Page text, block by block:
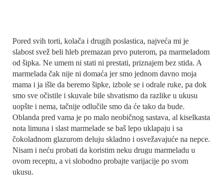
Pored svih torti, kolača i drugih poslastica, najveća mi je
slabost svež beli hleb premazan prvo puterom, pa marmeladom
od šipka. Ne umem ni stati ni prestati, priznajem bez stida. A
marmelada čak nije ni domaća jer smo jednom davno moja
mama i ja išle da beremo šipke, izbole se i odrale ruke, pa dok
smo sve očistile i skuvale bile shvatismo da razlike u ukusu
uopšte i nema, tačnije odlučile smo da će tako da bude.
Oblanda pred vama je po malo neobičnog sastava, al kiselkasta
nota limuna i slast marmelade se baš lepo uklapaju i sa
čokoladnom glazurom deluju skladno i osvežavajuće na nepce.
Nisam i neću probati da koristim neku drugu marmeladu u
ovom receptu, a vi slobodno probajte varijacije po svom
ukusu.